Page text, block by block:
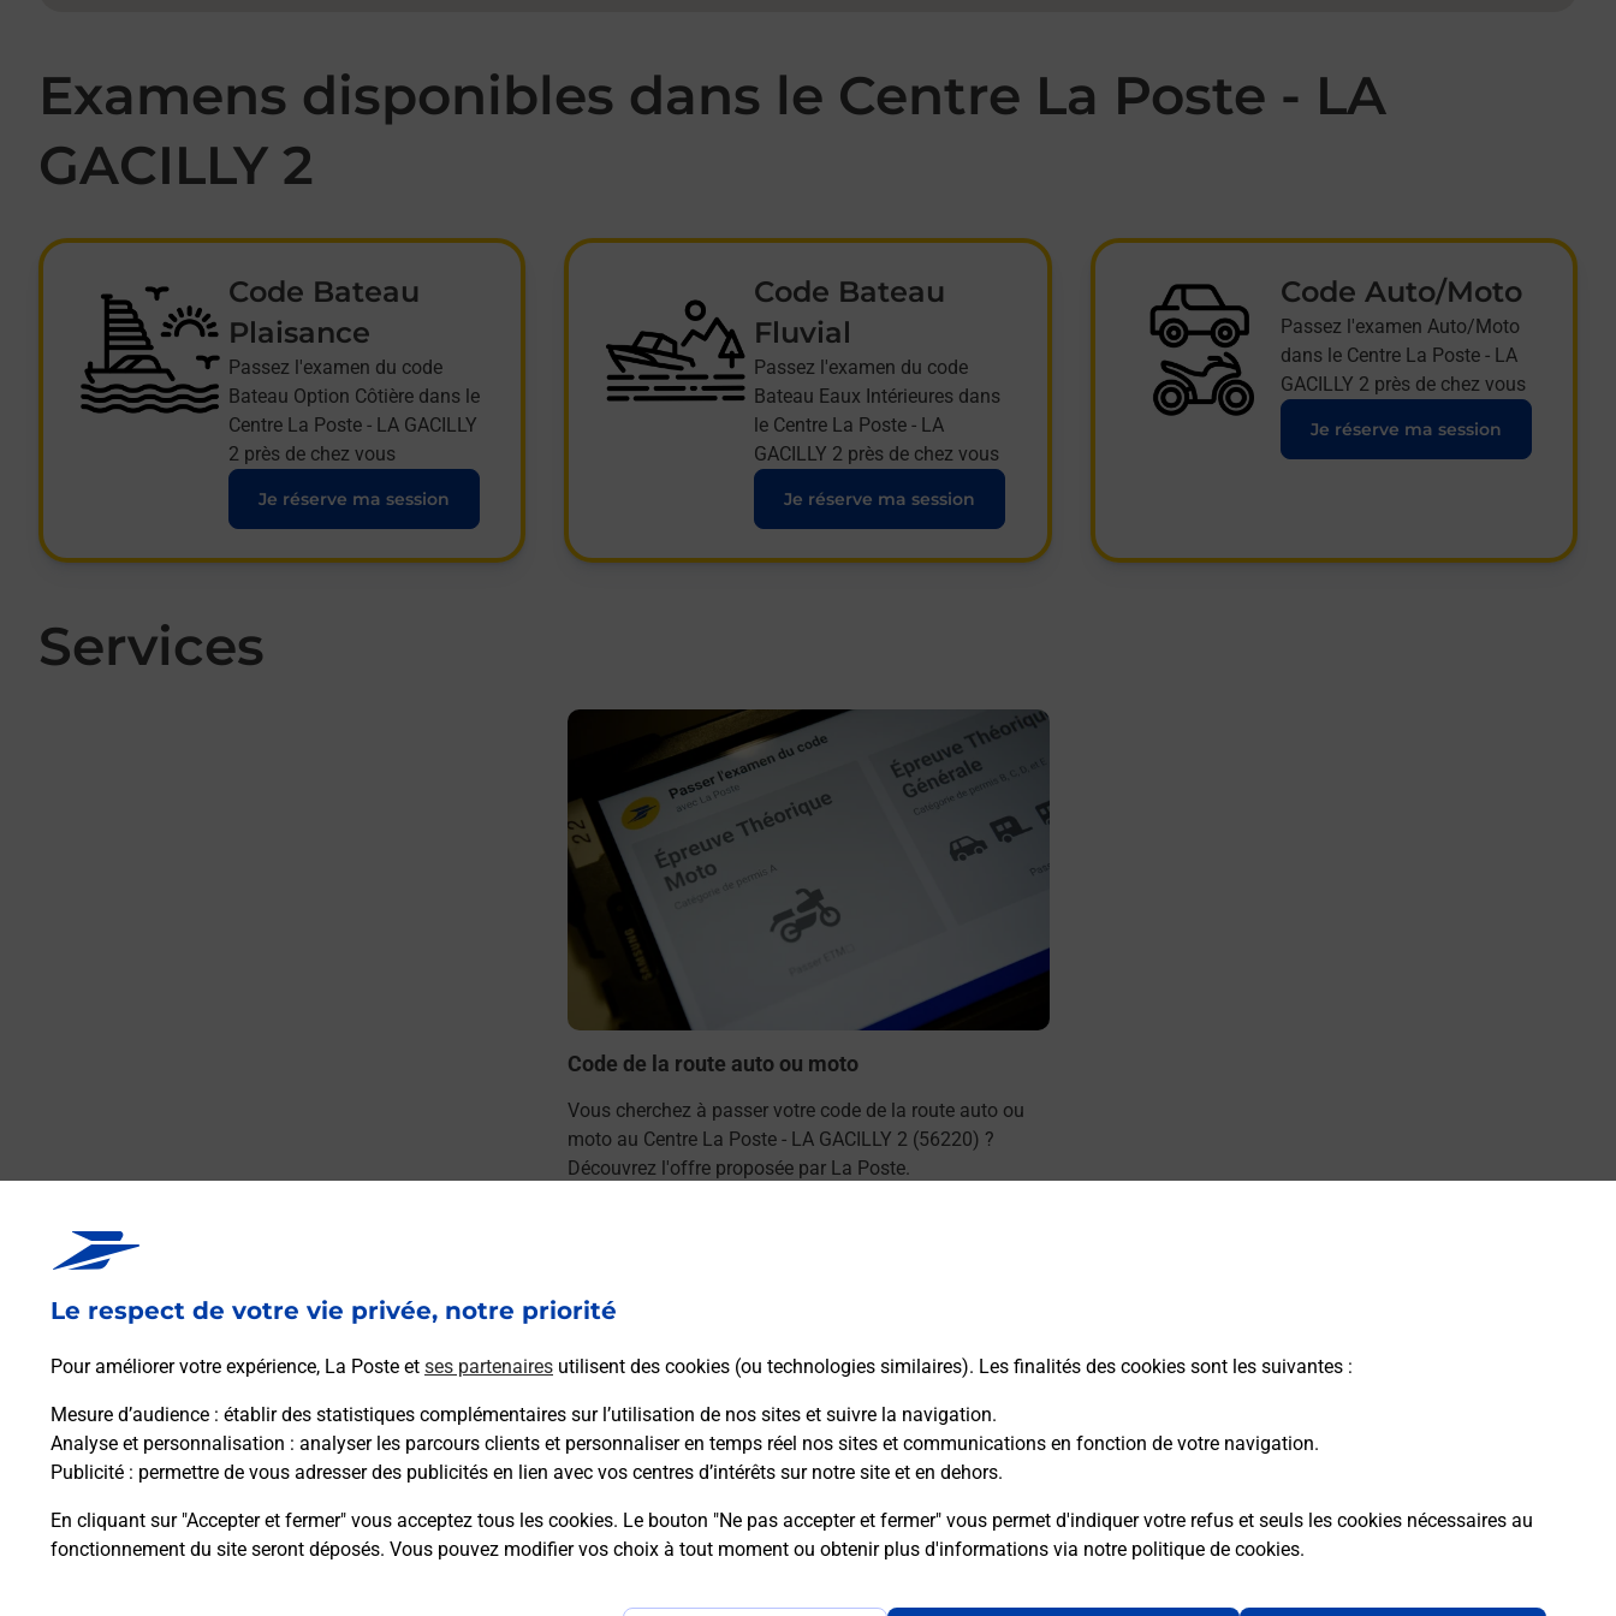
Le respect de votre vie privée, notre priorité
Pour améliorer votre expérience, La Poste et ses partenaires utilisent des cookies (ou technologies similaires). Les finalités des cookies sont les suivantes :
Mesure d’audience : établir des statistiques complémentaires sur l’utilisation de nos sites et suivre la navigation.
Analyse et personnalisation : analyser les parcours clients et personnaliser en temps réel nos sites et communications en fonction de votre navigation.
Publicité : permettre de vous adresser des publicités en lien avec vos centres d’intérêts sur notre site et en dehors.
En cliquant sur "Accepter et fermer" vous acceptez tous les cookies. Le bouton "Ne pas accepter et fermer" vous permet d'indiquer votre refus et seuls les cookies nécessaires au
fonctionnement du site seront déposés. Vous pouvez modifier vos choix à tout moment ou obtenir plus d'informations via notre politique de cookies.
Examens disponibles dans le Centre La Poste - LA
GACILLY 2
Code Bateau
Plaisance
Passez l'examen du code
Bateau Option Côtière dans le
Centre La Poste - LA GACILLY
2 près de chez vous
Je réserve ma session
Code Bateau
Fluvial
Passez l'examen du code
Bateau Eaux Intérieures dans
le Centre La Poste - LA
GACILLY 2 près de chez vous
Je réserve ma session
Code Auto/Moto
Passez l'examen Auto/Moto
dans le Centre La Poste - LA
GACILLY 2 près de chez vous
Je réserve ma session
Services
En savoir plus
Code de la route auto ou moto
Vous cherchez à passer votre code de la route auto ou
moto au Centre La Poste - LA GACILLY 2 (56220) ?
Découvrez l'offre proposée par La Poste.
Foire aux questions
Quel âge minimum faut-il pour passer le permis bateau ?